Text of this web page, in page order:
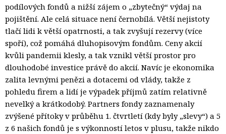
podílových fondů a nižší zájem o „zbytečný“ výdaj na
pojištění. Ale celá situace není černobílá. Větší nejistoty
tlačí lidi k větší opatrnosti, a tak zvyšují rezervy (více
spoří), což pomáhá dluhopisovým fondům. Ceny akcií
kvůli pandemii klesly, a tak vznikl větší prostor pro
dlouhodobé investice právě do akcií. Navíc je ekonomika
zalita levnými penězi a dotacemi od vlády, takže z
pohledu firem a lidí je výpadek příjmů zatím relativně
nevelký a krátkodobý. Partners fondy zaznamenaly
zvýšené přítoky v průběhu 1. čtvrtletí (kdy byly „slevy“) a 5
z 6 našich fondů je s výkonností letos v plusu, takže nikdo